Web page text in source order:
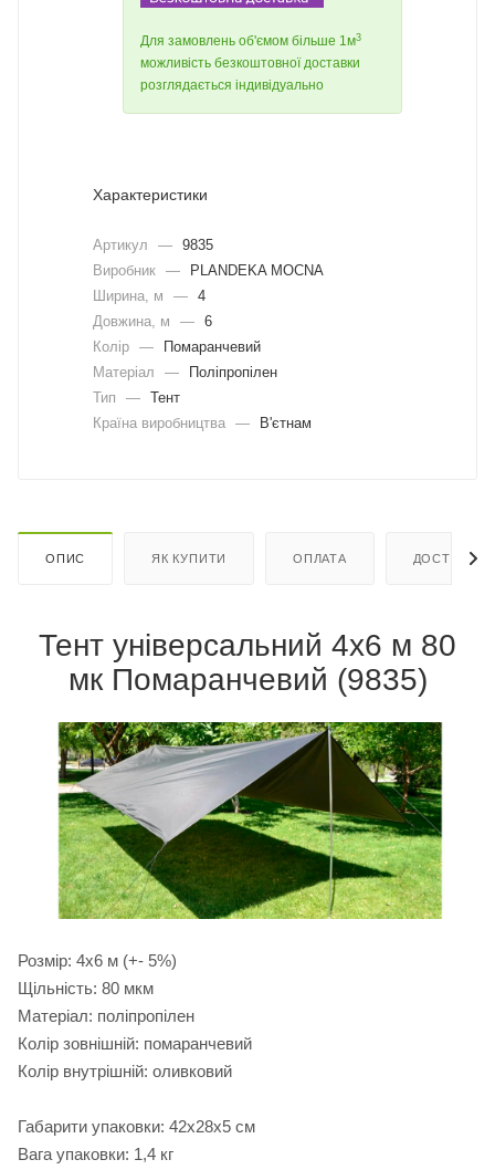
Для замовлень об'ємом більше 1м3
можливість безкоштовної доставки
розглядається індивідуально
Характеристики
Артикул — 9835
Виробник —
PLANDEKA MOCNA
Ширина, м
— 4
Довжина, м
— 6
Колір —
Помаранчевий
Матеріал
—
Поліпропілен
Тип
— Тент
Країна виробництва — В'єтнам
ОПИС ЯК КУПИТИ ОПЛАТА ДОСТАВКА
Тент універсальний 4х6 м 80
мк Помаранчевий (9835)
Розмір: 4х6 м (+- 5%)
Щільність: 80 мкм
Матеріал: поліпропілен
Колір зовнішній: помаранчевий
Колір внутрішній: оливковий
Габарити упаковки: 42х28х5 см
Вага упаковки: 1,4 кг